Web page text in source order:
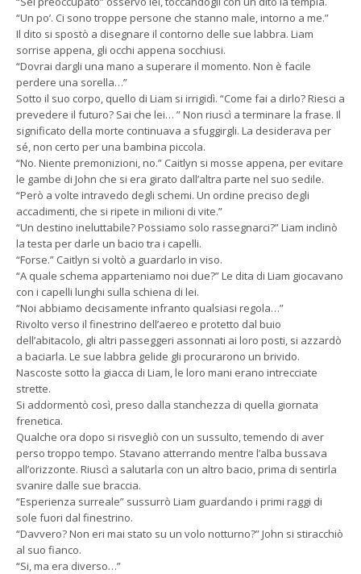
“Un po’. Ci sono troppe persone che stanno male, intorno a me.”
Il dito si spostò a disegnare il contorno delle sue labbra. Liam
sorrise appena, gli occhi appena socchiusi.
“Dovrai dargli una mano a superare il momento. Non è facile
perdere una sorella…”
Sotto il suo corpo, quello di Liam si irrigidì. “Come fai a dirlo? Riesci a
prevedere il futuro? Sai che lei… ” Non riuscì a terminare la frase. Il
significato della morte continuava a sfuggirgli. La desiderava per
sé, non certo per una bambina piccola.
“No. Niente premonizioni, no.” Caitlyn si mosse appena, per evitare
le gambe di John che si era girato dall’altra parte nel suo sedile.
“Però a volte intravedo degli schemi. Un ordine preciso degli
accadimenti, che si ripete in milioni di vite.”
“Un destino ineluttabile? Possiamo solo rassegnarci?” Liam inclinò
la testa per darle un bacio tra i capelli.
“Forse.” Caitlyn si voltò a guardarlo in viso.
“A quale schema apparteniamo noi due?” Le dita di Liam giocavano
con i capelli lunghi sulla schiena di lei.
“Noi abbiamo decisamente infranto qualsiasi regola…”
Rivolto verso il finestrino dell’aereo e protetto dal buio
dell’abitacolo, gli altri passeggeri assonnati ai loro posti, si azzardò
a baciarla. Le sue labbra gelide gli procurarono un brivido.
Nascoste sotto la giacca di Liam, le loro mani erano intrecciate
strette.
Si addormentò così, preso dalla stanchezza di quella giornata
frenetica.
Qualche ora dopo si risvegliò con un sussulto, temendo di aver
perso troppo tempo. Stavano atterrando mentre l’alba bussava
all’orizzonte. Riuscì a salutarla con un altro bacio, prima di sentirla
svanire dalle sue braccia.
“Esperienza surreale” sussurrò Liam guardando i primi raggi di
sole fuori dal finestrino.
“Davvero? Non eri mai stato su un volo notturno?” John si stiracchiò
al suo fianco.
“Si, ma era diverso…”